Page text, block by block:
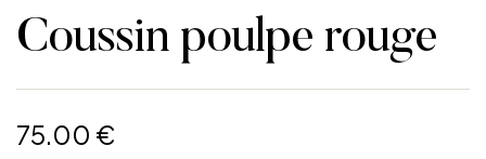
Coussin poulpe rouge
75.00 €